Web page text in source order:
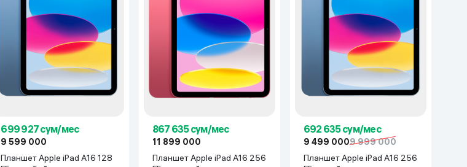
699 927 сум/мес
9 599 000
Планшет Apple iPad A16 128
867 635 сум/мес
11 899 000
Планшет Apple iPad A16 256
692 635 сум/мес
9 499 0009 999 000
Планшет Apple iPad A16 256